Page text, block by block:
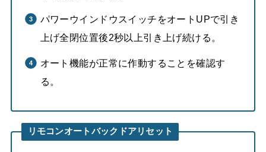
パワーウインドウスイッチをオートUPで引き
上げ全閉位置後2秒以上引き上げ続ける。
オート機能が正常に作動することを確認す
る。
リモコンオートバックドアリセット